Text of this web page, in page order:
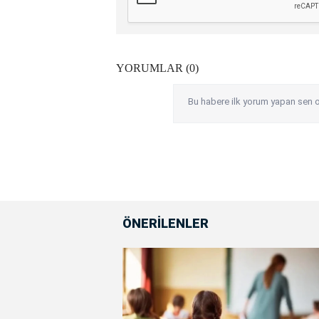
YORUMLAR (0)
Bu habere ilk yorum yapan sen
ÖNERİLENLER